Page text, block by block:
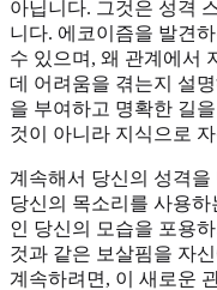
아닙니다. 그것은 성격
니다. 에코이즘을 발견
수 있으며, 왜 관계에서
데 어려움을 겪는지 설
을 부여하고 명확한 길
것이 아니라 지식으로
계속해서 당신의 성격
당신의 목소리를 사용
인 당신의 모습을 포용
것과 같은 보살핌을 자
계속하려면, 이 새로운